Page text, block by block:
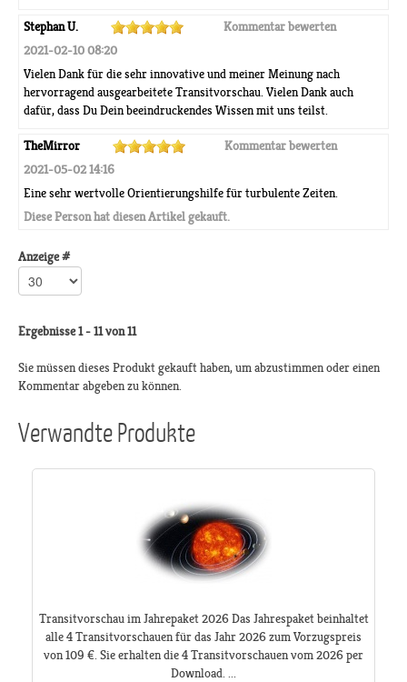
Stephan U.
Kommentar bewerten
2021-02-10 08:20
Vielen Dank für die sehr innovative und meiner Meinung nach
hervorragend ausgearbeitete Transitvorschau. Vielen Dank auch
dafür, dass Du Dein beeindruckendes Wissen mit uns teilst.
TheMirror
Kommentar bewerten
2021-05-02 14:16
Eine sehr wertvolle Orientierungshilfe für turbulente Zeiten.
Diese Person hat diesen Artikel gekauft.
Anzeige #
Ergebnisse 1 - 11 von 11
Sie müssen dieses Produkt gekauft haben, um abzustimmen oder einen
Kommentar abgeben zu können.
Verwandte Produkte
Transitvorschau im Jahrepaket 2026 Das Jahrespaket beinhaltet
alle 4 Transitvorschauen für das Jahr 2026 zum Vorzugspreis
von 109 €. Sie erhalten die 4 Transitvorschauen vom 2026 per
Download. ...